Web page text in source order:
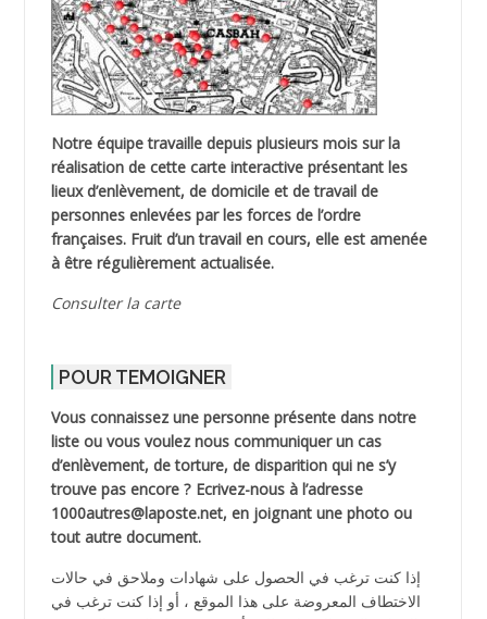
Notre équipe travaille depuis plusieurs mois sur la
réalisation de cette carte interactive présentant les
lieux d’enlèvement, de domicile et de travail de
personnes enlevées par les forces de l’ordre
françaises. Fruit d’un travail en cours, elle est amenée
à être régulièrement actualisée.
Consulter la carte
POUR TEMOIGNER
Vous connaissez une personne présente dans notre
liste ou vous voulez nous communiquer un cas
d’enlèvement, de torture, de disparition qui ne s’y
trouve pas encore ? Ecrivez-nous à l’adresse
1000autres@laposte.net, en joignant une photo ou
tout autre document.
إذا كنت ترغب في الحصول على شهادات وملاحق في حالات
الاختطاف المعروضة على هذا الموقع ، أو إذا كنت ترغب في